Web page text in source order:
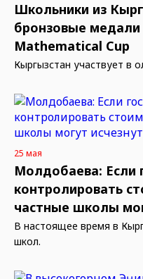
Школьники из
бронзовые медали
Mathematical Cup
Кыргызстан участвует в
25 мая
Молдобаева: Если
контролировать
частные школы
В настоящее время в
школ.